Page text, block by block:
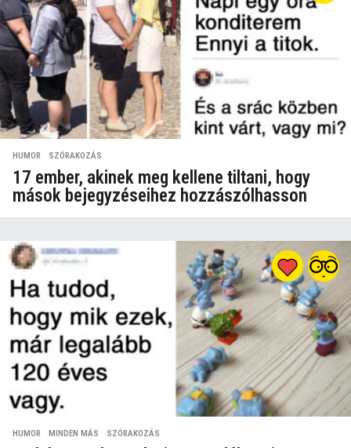
HUMOR ,SZÓRAKOZÁS
17 ember, akinek meg kellene tiltani, hogy
mások bejegyzéseihez hozzászólhasson
HUMOR ,MINDEN MÁS ,SZÓRAKOZÁS